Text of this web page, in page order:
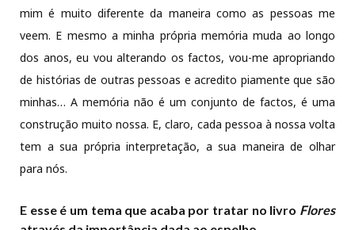
mim é muito diferente da maneira como as pessoas me
veem. E mesmo a minha própria memória muda ao longo
dos anos, eu vou alterando os factos, vou-me apropriando
de histórias de outras pessoas e acredito piamente que são
minhas… A memória não é um conjunto de factos, é uma
construção muito nossa. E, claro, cada pessoa à nossa volta
tem a sua própria interpretação, a sua maneira de olhar
para nós.
E esse é um tema que acaba por tratar no livro Flores